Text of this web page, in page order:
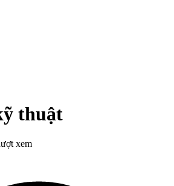
thuật
xem